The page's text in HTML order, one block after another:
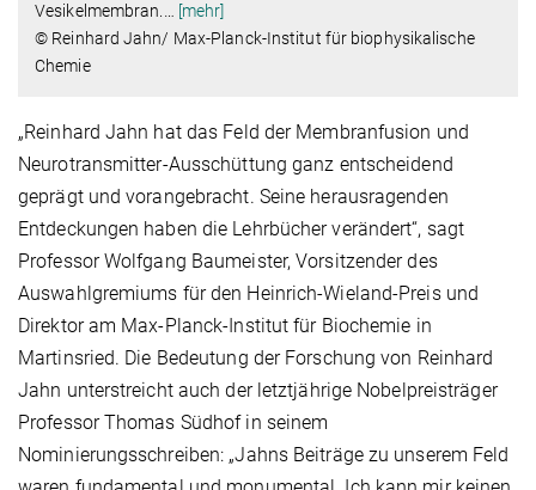
Vesikelmembran.… [mehr]
© Reinhard Jahn/ Max-Planck-Institut für biophysikalische
Chemie
„Reinhard Jahn hat das Feld der Membranfusion und
Neurotransmitter-Ausschüttung ganz entscheidend
geprägt und vorangebracht. Seine herausragenden
Entdeckungen haben die Lehrbücher verändert“, sagt
Professor Wolfgang Baumeister, Vorsitzender des
Auswahlgremiums für den Heinrich-Wieland-Preis und
Direktor am Max-Planck-Institut für Biochemie in
Martinsried. Die Bedeutung der Forschung von Reinhard
Jahn unterstreicht auch der letztjährige Nobelpreisträger
Professor Thomas Südhof in seinem
Nominierungsschreiben: „Jahns Beiträge zu unserem Feld